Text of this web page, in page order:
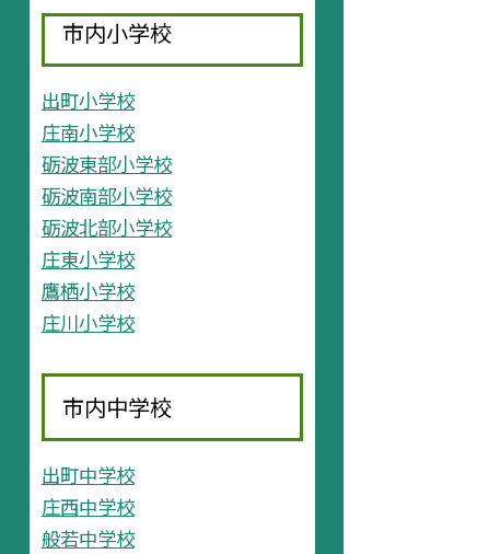
市内小学校
出町小学校
庄南小学校
砺波東部小学校
砺波南部小学校
砺波北部小学校
庄東小学校
鷹栖小学校
庄川小学校
市内中学校
出町中学校
庄西中学校
般若中学校